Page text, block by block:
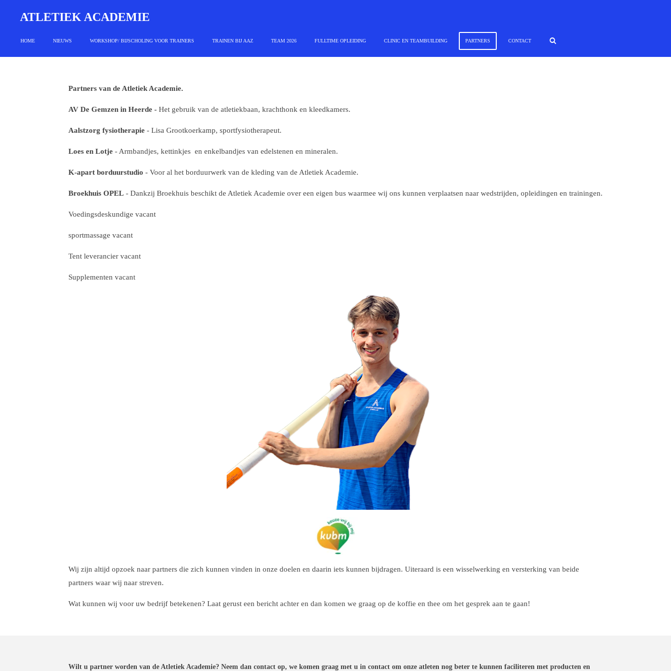
ATLETIEK ACADEMIE
HOME NIEUWS WORKSHOP/ BIJSCHOLING VOOR TRAINERS TRAINEN BIJ AAZ TEAM 2026 FULLTIME OPLEIDING CLINIC EN TEAMBUILDING PARTNERS CONTACT
Partners van de Atletiek Academie.
AV De Gemzen in Heerde - Het gebruik van de atletiekbaan, krachthonk en kleedkamers.
Aalstzorg fysiotherapie - Lisa Grootkoerkamp, sportfysiotherapeut.
Loes en Lotje - Armbandjes, kettinkjes en enkelbandjes van edelstenen en mineralen.
K-apart borduurstudio - Voor al het borduurwerk van de kleding van de Atletiek Academie.
Broekhuis OPEL - Dankzij Broekhuis beschikt de Atletiek Academie over een eigen bus waarmee wij ons kunnen verplaatsen naar wedstrijden, opleidingen en trainingen.
Voedingsdeskundige vacant
sportmassage vacant
Tent leverancier vacant
Supplementen vacant
Wij zijn altijd opzoek naar partners die zich kunnen vinden in onze doelen en daarin iets kunnen bijdragen. Uiteraard is een wisselwerking en versterking van beide
partners waar wij naar streven.
Wat kunnen wij voor uw bedrijf betekenen? Laat gerust een bericht achter en dan komen we graag op de koffie en thee om het gesprek aan te gaan!
Wilt u partner worden van de Atletiek Academie? Neem dan contact op, we komen graag met u in contact om onze atleten nog beter te kunnen faciliteren met producten en